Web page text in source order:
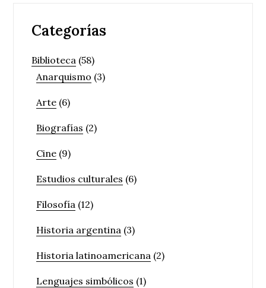
Categorías
Biblioteca (58)
Anarquismo (3)
Arte (6)
Biografías (2)
Cine (9)
Estudios culturales (6)
Filosofía (12)
Historia argentina (3)
Historia latinoamericana (2)
Lenguajes simbólicos (1)